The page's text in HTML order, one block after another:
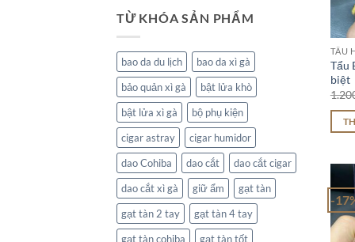
TỪ KHÓA SẢN PHẨM
bao da du lịch
bao da xì gà
bảo quản xì gà
bật lửa khò
bật lửa xì gà
bộ phụ kiện
cigar astray
cigar humidor
dao Cohiba
dao cắt
dao cắt cigar
dao cắt xì gà
giữ ẩm
gạt tàn
gạt tàn 2 tay
gạt tàn 4 tay
gạt tàn cohiba
gạt tàn tốt
TẨU
Tẩu
biệt
-